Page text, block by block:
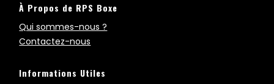
À Propos de RPS Boxe
Qui sommes-nous ?
Contactez-nous
Informations Utiles